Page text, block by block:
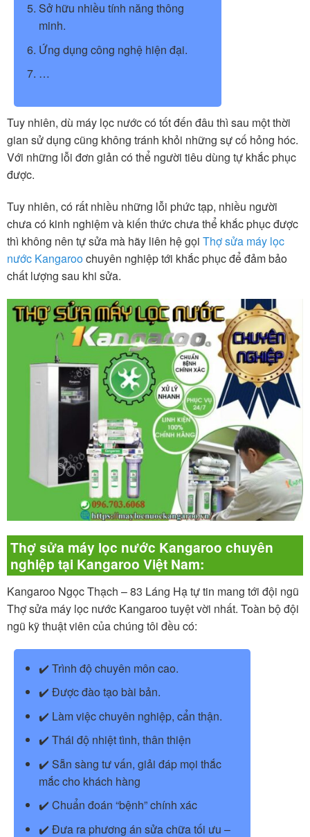
Sở hữu nhiều tính năng thông
minh.
Ứng dụng công nghệ hiện đại.
…
Tuy nhiên, dù máy lọc nước có tốt đến đâu thì sau một thời
gian sử dụng cũng không tránh khỏi những sự cố hỏng hóc.
Với những lỗi đơn giản có thể người tiêu dùng tự khắc phục
được.
Tuy nhiên, có rất nhiều những lỗi phức tạp, nhiều người
chưa có kinh nghiệm và kiến thức chưa thể khắc phục được
thì không nên tự sửa mà hãy liên hệ gọi Thợ sửa máy lọc
nước Kangaroochuyên nghiệp tới khắc phục để đảm bảo
chất lượng sau khi sửa.
Thợ sửa máy lọc nước Kangaroo chuyên
nghiệp tại Kangaroo Việt Nam:
Kangaroo Ngọc Thạch – 83 Láng Hạ tự tin mang tới đội ngũ
Thợ sửa máy lọc nước Kangaroo tuyệt vời nhất. Toàn bộ đội
ngũ kỹ thuật viên của chúng tôi đều có:
✔️ Trình độ chuyên môn cao.
✔️ Được đào tạo bài bản.
✔️ Làm việc chuyên nghiệp, cẩn thận.
✔️ Thái độ nhiệt tình, thân thiện
✔️ Sẵn sàng tư vấn, giải đáp mọi thắc
mắc cho khách hàng
✔️ Chuẩn đoán “bệnh” chính xác
✔️ Đưa ra phương án sửa chữa tối ưu –